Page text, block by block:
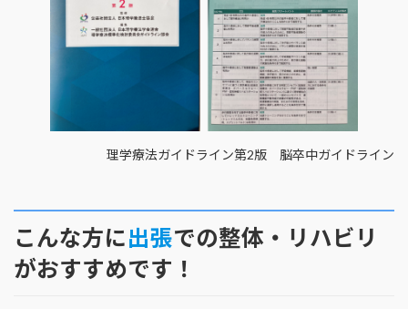
理学療法ガイドライン第2版 脳卒中ガイドライン
こんな方に出張での整体・リハビリ
がおすすめです！